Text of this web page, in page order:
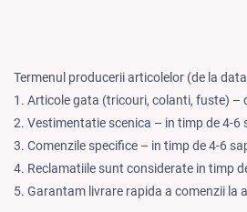
Termenul producerii articolelor (de la
1. Articole gata (tricouri, colanti, fuste) –
2. Vestimentatie scenica – in timp de 4-6
3. Comenzile specifice – in timp de 4-6
4. Reclamatiile sunt considerate in timp
5. Garantam livrare rapida a comenzii la